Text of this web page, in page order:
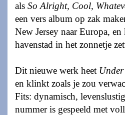
als So Alright, Cool,
een vers album op zak
New Jersey naar Europa,
havenstad in het zonnetje
Dit nieuwe werk heet Under
en klinkt zoals je zou
Fits: dynamisch,
nummer is gespeeld met